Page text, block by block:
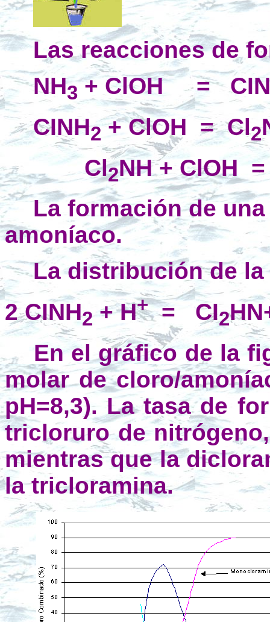
Las reacciones de
NH3+ ClOH =
CINH2+ ClOH = Cl2
Cl2NH + ClOH =
La formación de
amoníaco.
La distribución de
2 CINH2+ H+ = CI2
En el gráfico de la
molar de cloro/
pH=8,3). La tasa de
tricloruro de
mientras que la
la tricloramina.